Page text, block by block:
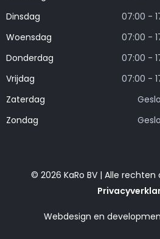
Dinsdag
07:00 -
Woensdag
07:00 -
Donderdag
07:00 -
Vrijdag
07:00 -
Zaterdag
Zondag
© 2026 KaRo BV | Alle
Webdesign en